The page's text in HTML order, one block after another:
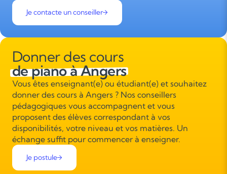
Je contacte un conseiller
Donner des cours
de piano à Angers
Vous êtes enseignant(e) ou étudiant(e) et souhaitez
donner des cours à Angers ? Nos conseillers
pédagogiques vous accompagnent et vous
proposent des élèves correspondant à vos
disponibilités, votre niveau et vos matières. Un
échange suffit pour commencer à enseigner.
Je postule